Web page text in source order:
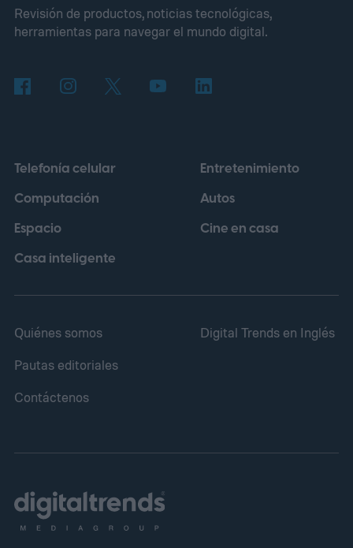
Revisión de productos, noticias tecnológicas,
herramientas para navegar el mundo digital.
Telefonía celular
Computación
Espacio
Casa inteligente
Entretenimiento
Autos
Cine en casa
Quiénes somos
Pautas editoriales
Contáctenos
Digital Trends en Inglés